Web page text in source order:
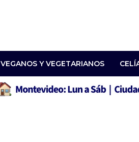
VEGANOS Y VEGETARIANOS